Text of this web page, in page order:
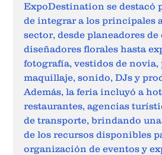
ExpoDestination se destacó
de integrar a los principales
sector, desde planeadores de
diseñadores florales hasta
fotografía, vestidos de novia,
maquillaje, sonido, DJs y
Además, la feria incluyó a
restaurantes, agencias
de transporte, brindando
de los recursos disponibles
organización de eventos y